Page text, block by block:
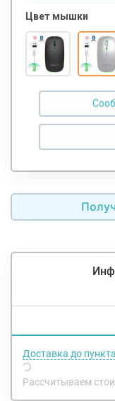
Цвет мышки
Доставка до
Рассчитываем